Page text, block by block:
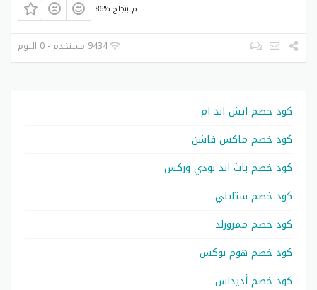
86% تم بنجاح
9434 مستخدم - 0 اليوم
كود خصم اتش اند ام
كود خصم ماكس فاشن
كود خصم باث اند بودي وركس
كود خصم ستايلي
كود خصم ممزورلد
كود خصم هوم بوكس
كود خصم أديداس